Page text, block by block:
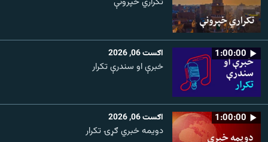
1:00:00 اګست 06, 2026
خبرې او سندرې تکرار
1:00:00 اګست 06, 2026
دویمه خبري ګړۍ تکرار